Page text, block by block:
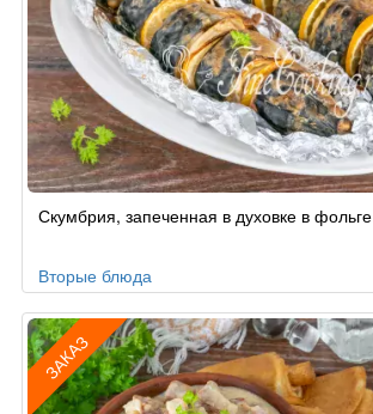
Скумбрия, запеченная в духовке в фольге
Вторые блюда
ЗАКАЗ